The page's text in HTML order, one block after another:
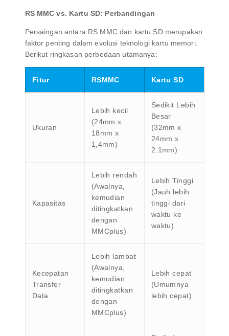
RS MMC vs. Kartu SD: Perbandingan
Persaingan antara RS MMC dan kartu SD merupakan
faktor penting dalam evolusi teknologi kartu memori.
Berikut ringkasan perbedaan utamanya:
Fitur RSMMC Kartu SD
Ukuran
Lebih kecil
(24mm x
18mm x
1,4mm)
Sedikit Lebih
Besar
(32mm x
24mm x
2.1mm)
Kapasitas
Lebih rendah
(Awalnya,
kemudian
ditingkatkan
dengan
MMCplus)
Lebih Tinggi
(Jauh lebih
tinggi dari
waktu ke
waktu)
Kecepatan
Transfer
Data
Lebih lambat
(Awalnya,
kemudian
ditingkatkan
dengan
MMCplus)
Lebih cepat
(Umumnya
lebih cepat)